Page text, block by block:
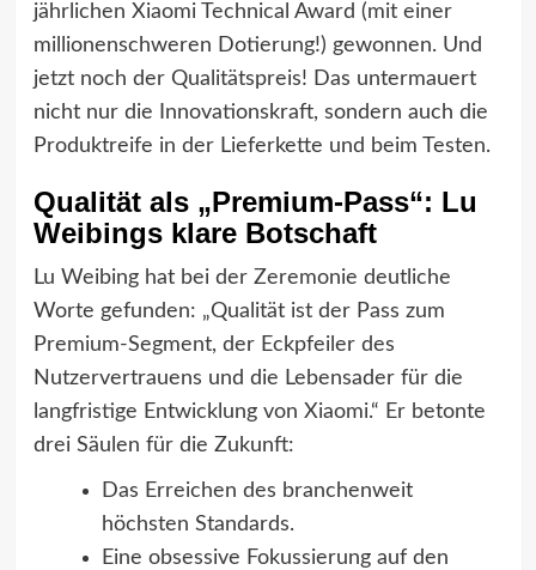
jährlichen Xiaomi Technical Award (mit einer
millionenschweren Dotierung!) gewonnen. Und
jetzt noch der Qualitätspreis! Das untermauert
nicht nur die Innovationskraft, sondern auch die
Produktreife in der Lieferkette und beim Testen.
Qualität als „Premium-Pass“: Lu
Weibings klare Botschaft
Lu Weibing hat bei der Zeremonie deutliche
Worte gefunden: „Qualität ist der Pass zum
Premium-Segment, der Eckpfeiler des
Nutzervertrauens und die Lebensader für die
langfristige Entwicklung von Xiaomi.“ Er betonte
drei Säulen für die Zukunft:
Das Erreichen des branchenweit
höchsten Standards.
Eine obsessive Fokussierung auf den